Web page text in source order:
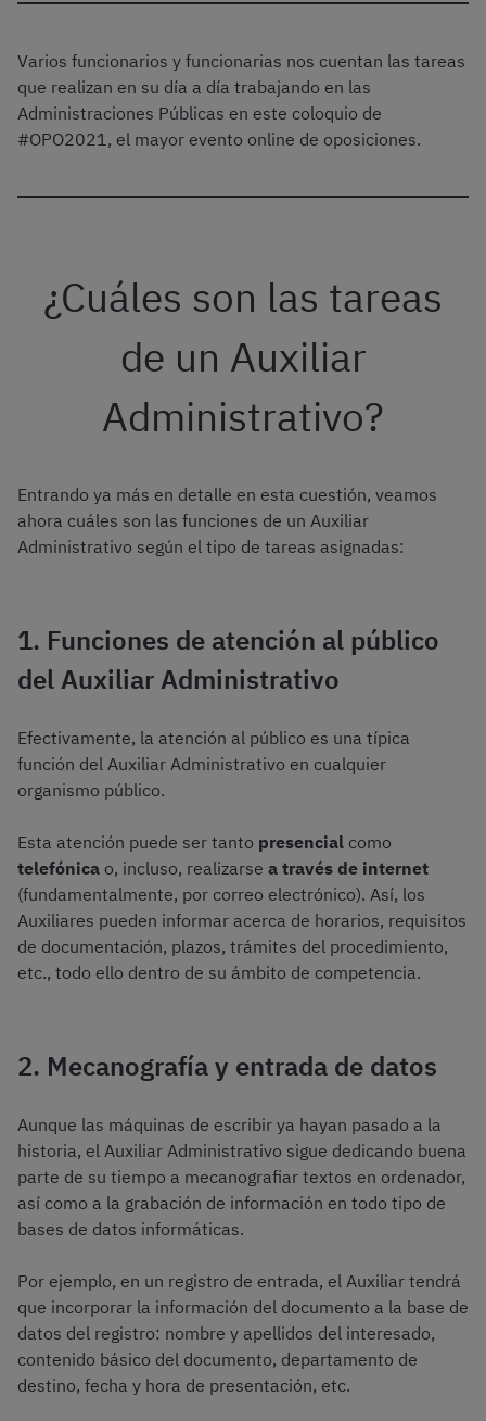
Varios funcionarios y funcionarias nos cuentan las tareas
que realizan en su día a día trabajando en las
Administraciones Públicas en este coloquio de
#OPO2021, el mayor evento online de oposiciones.
¿Cuáles son las tareas
de un Auxiliar
Administrativo?
Entrando ya más en detalle en esta cuestión, veamos
ahora cuáles son las funciones de un Auxiliar
Administrativo según el tipo de tareas asignadas:
1. Funciones de atención al público
del Auxiliar Administrativo
Efectivamente, la atención al público es una típica
función del Auxiliar Administrativo en cualquier
organismo público.
Esta atención puede ser tanto presencial como
telefónica o, incluso, realizarse a través de internet
(fundamentalmente, por correo electrónico). Así, los
Auxiliares pueden informar acerca de horarios, requisitos
de documentación, plazos, trámites del procedimiento,
etc., todo ello dentro de su ámbito de competencia.
2. Mecanografía y entrada de datos
Aunque las máquinas de escribir ya hayan pasado a la
historia, el Auxiliar Administrativo sigue dedicando buena
parte de su tiempo a mecanografiar textos en ordenador,
así como a la grabación de información en todo tipo de
bases de datos informáticas.
Por ejemplo, en un registro de entrada, el Auxiliar tendrá
que incorporar la información del documento a la base de
datos del registro: nombre y apellidos del interesado,
contenido básico del documento, departamento de
destino, fecha y hora de presentación, etc.